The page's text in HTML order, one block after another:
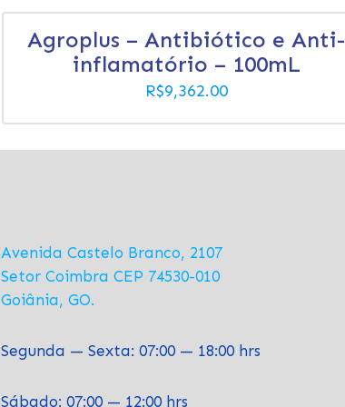
Agroplus – Antibiótico e Anti-
inflamatório – 100mL
R$9,362.00
Avenida Castelo Branco, 2107
Setor Coimbra CEP 74530-010
Goiânia, GO.
Segunda — Sexta: 07:00 — 18:00 hrs
Sábado: 07:00 — 12:00 hrs